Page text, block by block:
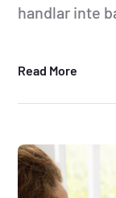
handlar inte
Read More